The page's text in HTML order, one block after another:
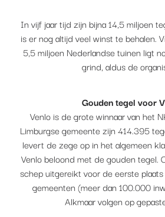
In vijf jaar tijd zijn bijna 14,5 miljoen
is er nog altijd veel winst te behalen.
5,5 miljoen Nederlandse tuinen ligt
grind, aldus de
Gouden tegel voor
Venlo is de grote winnaar van het
Limburgse gemeente zijn 414.395
levert de zege op in het algemeen
Venlo beloond met de gouden tegel.
schep uitgereikt voor de eerste
gemeenten (meer dan 100.000
Alkmaar volgen op